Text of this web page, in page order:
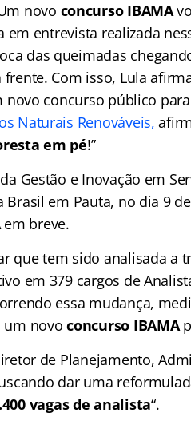
novo concurso IBAMA
em entrevista realizada
das queimadas
frente. Com isso, Lula
novo concurso público
Naturais Renováveis,
em pé!”
Gestão e Inovação em
Brasil em Pauta, no dia 9
em breve.
que tem sido analisada a
em 379 cargos de
essa mudança,
um novoconcurso IBAMA
de Planejamento,
dar uma
vagas de analista“.